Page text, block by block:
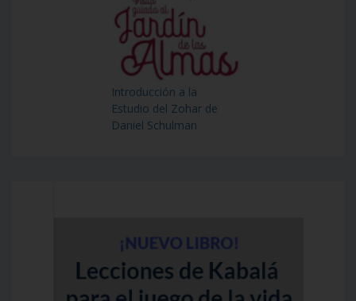
Introducción a la
Estudio del Zohar de
Daniel Schulman